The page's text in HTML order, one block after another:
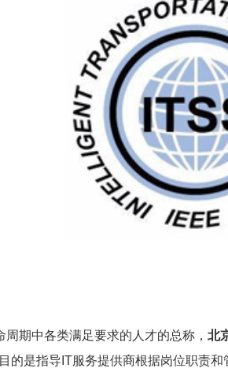
周期中各类满足要求的人才的总称， 北
的是指导IT服务提供商根据岗位职责